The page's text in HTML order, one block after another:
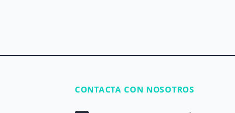
CONTACTA CON NOSOTROS